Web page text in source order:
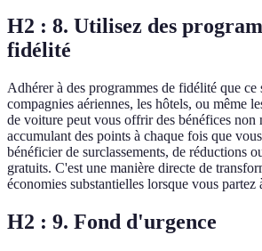
H2 : 8. Utilisez des
fidélité
Adhérer à des programmes de fidélité que ce
compagnies aériennes, les hôtels, ou même
de voiture peut vous offrir des bénéfices non
accumulant des points à chaque fois que
bénéficier de surclassements, de réductions
gratuits. C'est une manière directe de
économies substantielles lorsque vous partez
H2 : 9. Fond d'urgence